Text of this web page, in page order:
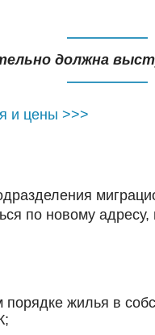
должна
и цены >>>
по новому
жилья в